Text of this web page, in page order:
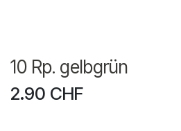
10 Rp. gelbgrün
2.90 CHF